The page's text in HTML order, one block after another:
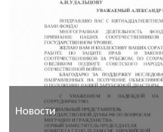
Новости